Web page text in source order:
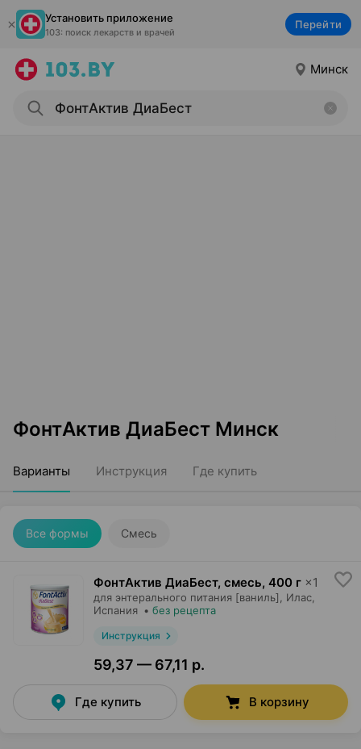
Установить приложение
103: поиск лекарств и врачей
Перейти
Минск
ФонтАктив ДиаБест Минск
Варианты Инструкция Где купить
Все формы Смесь
ФонтАктив ДиаБест, смесь, 400 г ×1
для энтерального питания [ваниль], Илас
Испания • без рецепта
Инструкция
59,37 — 67,11 р.
Где купить В корзину